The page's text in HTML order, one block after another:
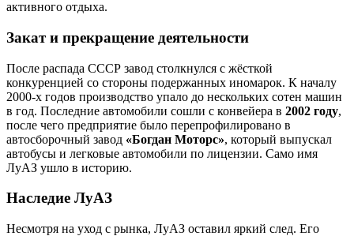
активного отдыха.
Закат и прекращение деятельности
После распада СССР завод столкнулся с жёсткой
конкуренцией со стороны подержанных иномарок. К началу
2000-х годов производство упало до нескольких сотен машин
в год. Последние автомобили сошли с конвейера в 2002 году,
после чего предприятие было перепрофилировано в
автосборочный завод «Богдан Моторс», который выпускал
автобусы и легковые автомобили по лицензии. Само имя
ЛуАЗ ушло в историю.
Наследие ЛуАЗ
Несмотря на уход с рынка, ЛуАЗ оставил яркий след. Его